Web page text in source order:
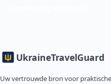
UkraineTravelGuard
Uw vertrouwde bron voor